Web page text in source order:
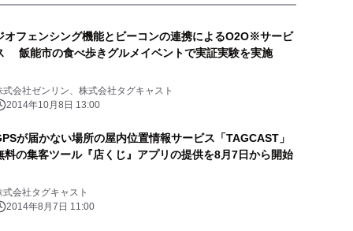
オフェンシング機能とビーコンの連携によるO2O※サービ
飯能市の食べ歩きグルメイベントで実証実験を実施
式会社ゼンリン、株式会社タグキャスト
2014年10月8日 13:00
が届かない場所の屋内位置情報サービス「TAGCAST」
料の集客ツール『店くじ』アプリの提供を8月7日から開始
式会社タグキャスト
2014年8月7日 11:00